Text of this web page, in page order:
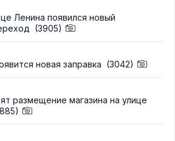
Ленина появился новый
(3905)
новая заправка (3042)
размещение магазина на улице